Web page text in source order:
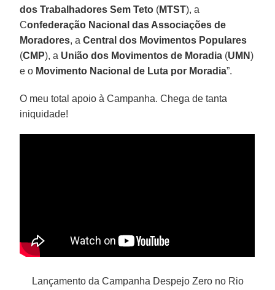
dos Trabalhadores Sem Teto (MTST), a
Confederação Nacional das Associações de
Moradores, aCentral dos Movimentos Populares
(CMP), a União dos Movimentos de Moradia (UMN)
e o Movimento Nacional de Luta por Moradia”.
O meu total apoio à Campanha. Chega de tanta
iniquidade!
Lançamento da Campanha Despejo Zero no Rio